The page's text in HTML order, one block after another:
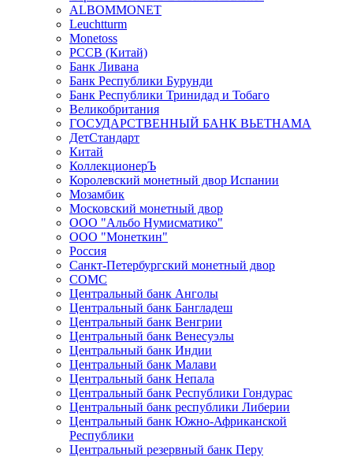
ALBOMMONET
Leuchtturm
Monetoss
PCCB (Китай)
Банк Ливана
Банк Республики Бурунди
Банк Республики Тринидад и Тобаго
Великобритания
ГОСУДАРСТВЕННЫЙ БАНК ВЬЕТНАМА
ДетСтандарт
Китай
КоллекционерЪ
Королевский монетный двор Испании
Мозамбик
Московский монетный двор
ООО "Альбо Нумисматико"
ООО "Монеткин"
Россия
Санкт-Петербургский монетный двор
СОМС
Центральный банк Анголы
Центральный банк Бангладеш
Центральный банк Венгрии
Центральный банк Венесуэлы
Центральный банк Индии
Центральный банк Малави
Центральный банк Непала
Центральный банк Республики Гондурас
Центральный банк республики Либерии
Центральный банк Южно-Африканской
Республики
Центральный резервный банк Перу